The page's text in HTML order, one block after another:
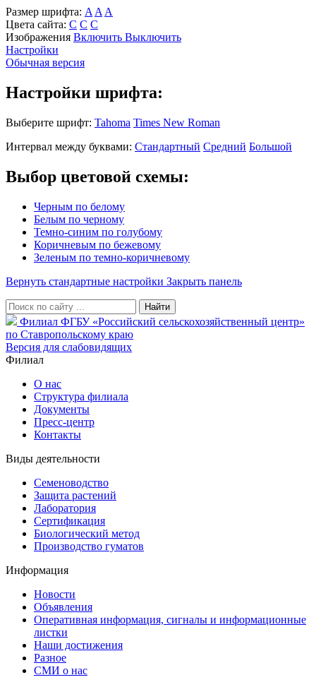
Размер шрифта: A A A
Цвета сайта: С С С
Изображения Включить Выключить
Настройки
Обычная версия
Настройки шрифта:
Выберите шрифт: Tahoma Times New Roman
Интервал между буквами: Стандартный Средний Большой
Выбор цветовой схемы:
Черным по белому
Белым по черному
Темно-синим по голубому
Коричневым по бежевому
Зеленым по темно-коричневому
Вернуть стандартные настройки Закрыть панель
Найти
Филиал ФГБУ «Российский сельскохозяйственный центр»
по Ставропольскому краю
Версия для слабовидящих
Филиал
О нас
Структура филиала
Документы
Пресс-центр
Контакты
Виды деятельности
Семеноводство
Защита растений
Лаборатория
Сертификация
Биологический метод
Производство гуматов
Информация
Новости
Объявления
Оперативная информация, сигналы и информационные
листки
Наши достижения
Разное
СМИ о нас